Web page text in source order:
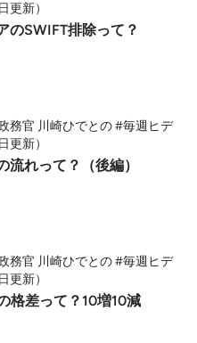
更新）
のSWIFT排除って？
務官 川崎ひでとの #毎週ヒデ
更新）
流れって？（後編）
務官 川崎ひでとの #毎週ヒデ
更新）
格差って？10増10減